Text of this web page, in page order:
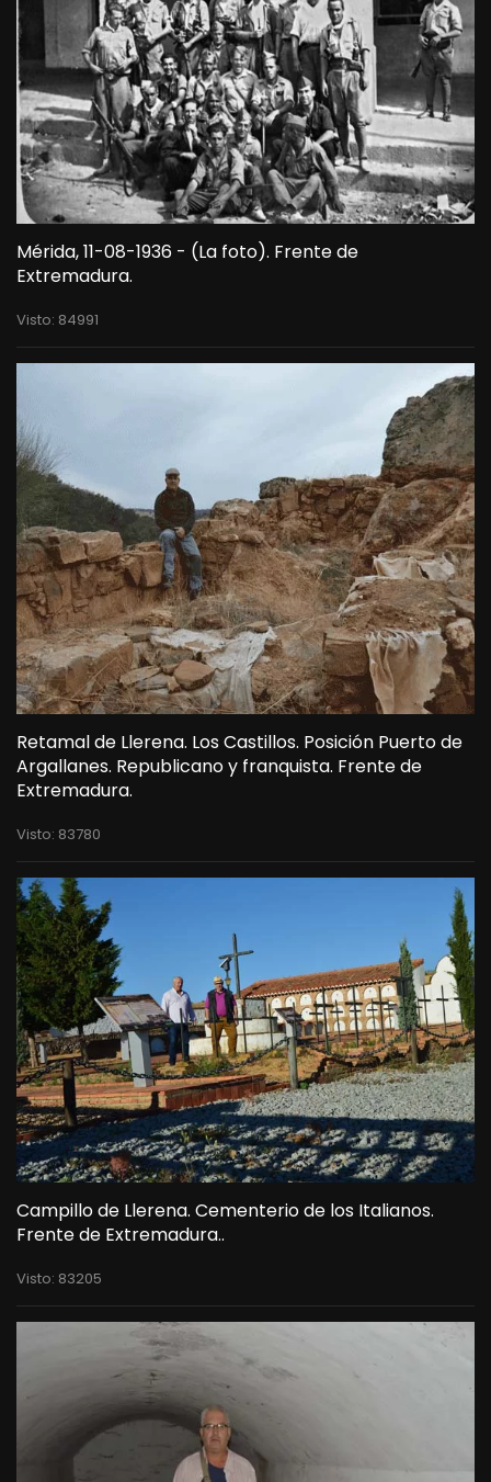
Mérida, 11-08-1936 - (La foto). Frente de
Extremadura.
Visto: 84991
Retamal de Llerena. Los Castillos. Posición Puerto de
Argallanes. Republicano y franquista. Frente de
Extremadura.
Visto: 83780
Campillo de Llerena. Cementerio de los Italianos.
Frente de Extremadura..
Visto: 83205